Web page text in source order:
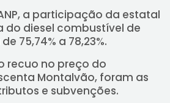
a participação da estatal
diesel combustível de
75,74% a 78,23%.
recuo no preço do
Montalvão, foram as
e subvenções.